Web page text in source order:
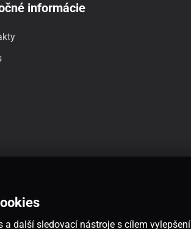
informácie
další sledovací nástroje s cílem vylepšení